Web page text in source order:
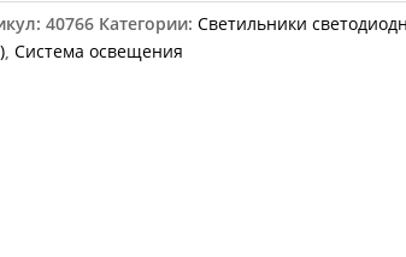
40766 Категории:Светильники
,Система освещения